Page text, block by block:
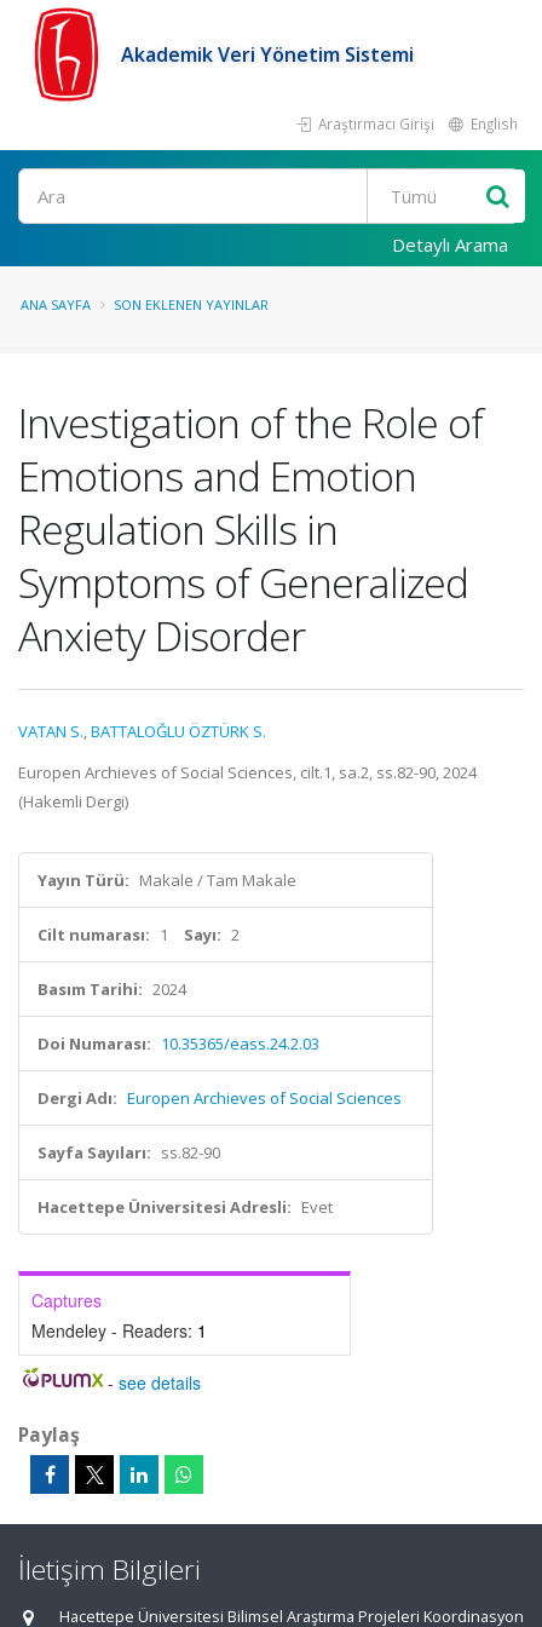
Akademik Veri Yönetim Sistemi
Araştırmacı Girişi English
Ara
Detaylı Arama
ANA SAYFA SON EKLENEN YAYINLAR
Investigation of the Role of
Emotions and Emotion
Regulation Skills in
Symptoms of Generalized
Anxiety Disorder
VATAN S.,BATTALOĞLU ÖZTÜRK S.
Europen Archieves of Social Sciences, cilt.1, sa.2, ss.82-90, 2024
(Hakemli Dergi)
Yayın Türü: Makale / Tam Makale
Cilt numarası: 1 Sayı: 2
Basım Tarihi: 2024
Doi Numarası: 10.35365/eass.24.2.03
Dergi Adı: Europen Archieves of Social Sciences
Sayfa Sayıları: ss.82-90
Hacettepe Üniversitesi Adresli: Evet
Captures
Mendeley - Readers: 1
- see details
Paylaş
İletişim Bilgileri
Hacettepe Üniversitesi Bilimsel Araştırma Projeleri Koordinasyon